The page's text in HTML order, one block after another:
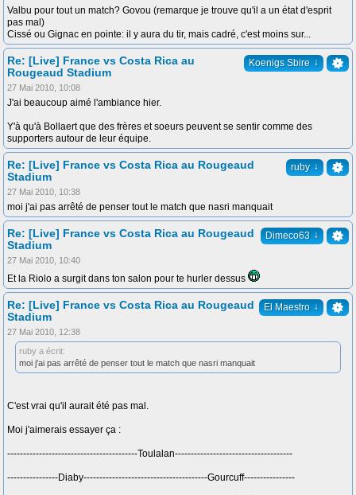
Valbu pour tout un match? Govou (remarque je trouve qu'il a un état d'esprit
pas mal)
Cissé ou Gignac en pointe: il y aura du tir, mais cadré, c'est moins sur...
Koenigs Sbire ↓
Re: [Live] France vs Costa Rica au
Rougeaud Stadium
27 Mai 2010, 10:08
J'ai beaucoup aimé l'ambiance hier.
Y'à qu'à Bollaert que des frères et soeurs peuvent se sentir comme des
supporters autour de leur équipe.
ruby ↓
Re: [Live] France vs Costa Rica au Rougeaud
Stadium
27 Mai 2010, 10:38
moi j'ai pas arrêté de penser tout le match que nasri manquait
Dimeco63 ↓
Re: [Live] France vs Costa Rica au Rougeaud
Stadium
27 Mai 2010, 10:40
Et la Riolo a surgit dans ton salon pour te hurler dessus
El Maestro ↓
Re: [Live] France vs Costa Rica au Rougeaud
Stadium
27 Mai 2010, 12:38
ruby a écrit:
moi j'ai pas arrêté de penser tout le match que nasri manquait
C'est vrai qu'il aurait été pas mal.
Moi j'aimerais essayer ça :
-----------------------------------------Toulalan-------------------------------------
----------------Diaby---------------------------------------Gourcuff----------------